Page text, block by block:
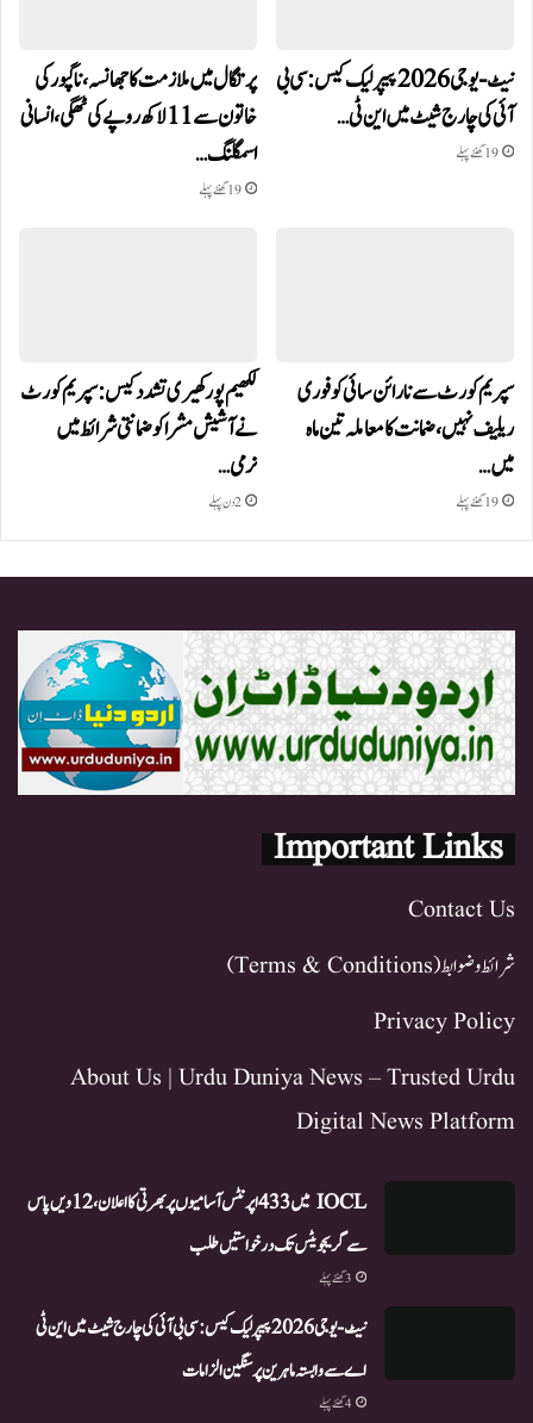
نیٹ-یو جی 2026 پیپر لیک کیس: سی بی
آئی کی چارج شیٹ میں این ٹی…
19 گھنٹے پہلے
پرتگال میں ملازمت کا جھانسہ،ناگپور کی
خاتون سے 11 لاکھ روپے کی ٹھگی، انسانی
اسمگلنگ…
19 گھنٹے پہلے
سپریم کورٹ سے نارائن سائی کو فوری
ریلیف نہیں، ضمانت کا معاملہ تین ماہ
میں…
19 گھنٹے پہلے
لکھیم پور کھیری تشدد کیس: سپریم کورٹ
نے آشیش مشرا کو ضمانتی شرائط میں
نرمی…
2 دن پہلے
Important Links
Contact Us
شرائط و ضوابط (Terms & Conditions)
Privacy Policy
About Us | Urdu Duniya News – Trusted Urdu
Digital News Platform
IOCL میں 433 اپرنٹس آسامیوں پر بھرتی کا اعلان، 12ویں پاس
سے گریجویٹس تک درخواستیں طلب
3 گھنٹے پہلے
نیٹ-یو جی 2026 پیپر لیک کیس: سی بی آئی کی چارج شیٹ میں این ٹی
اے سے وابستہ ماہرین پر سنگین الزامات
4 گھنٹے پہلے